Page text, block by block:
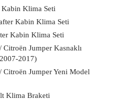
Klima Seti
Kabin Klima Seti
Kabin Klima Seti
Citroën Jumper Kasnaklı
2017)
Citroën Jumper Yeni Model
Klima Braketi